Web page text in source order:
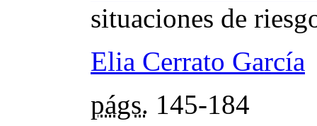
situaciones de
Elia Cerrato García
págs. 145-184